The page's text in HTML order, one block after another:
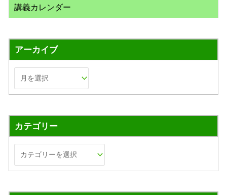
講義カレンダー
アーカイブ
カテゴリー